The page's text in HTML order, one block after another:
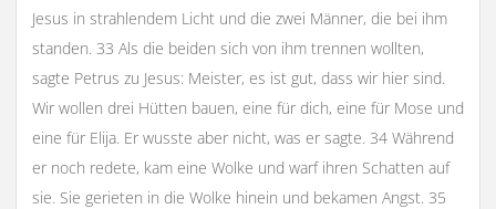
Jesus in strahlendem Licht und die zwei Männer, die bei ihm
standen. 33 Als die beiden sich von ihm trennen wollten,
sagte Petrus zu Jesus: Meister, es ist gut, dass wir hier sind.
Wir wollen drei Hütten bauen, eine für dich, eine für Mose und
eine für Elija. Er wusste aber nicht, was er sagte. 34 Während
er noch redete, kam eine Wolke und warf ihren Schatten auf
sie. Sie gerieten in die Wolke hinein und bekamen Angst. 35